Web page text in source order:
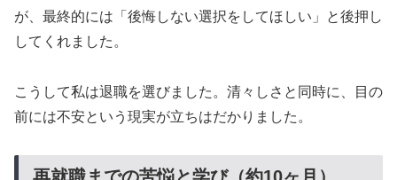
が、最終的には「後悔しない選択をしてほしい」と後押し
してくれました。
こうして私は退職を選びました。清々しさと同時に、目の
前には不安という現実が立ちはだかりました。
再就職までの苦悩と学び（約10ヶ月）